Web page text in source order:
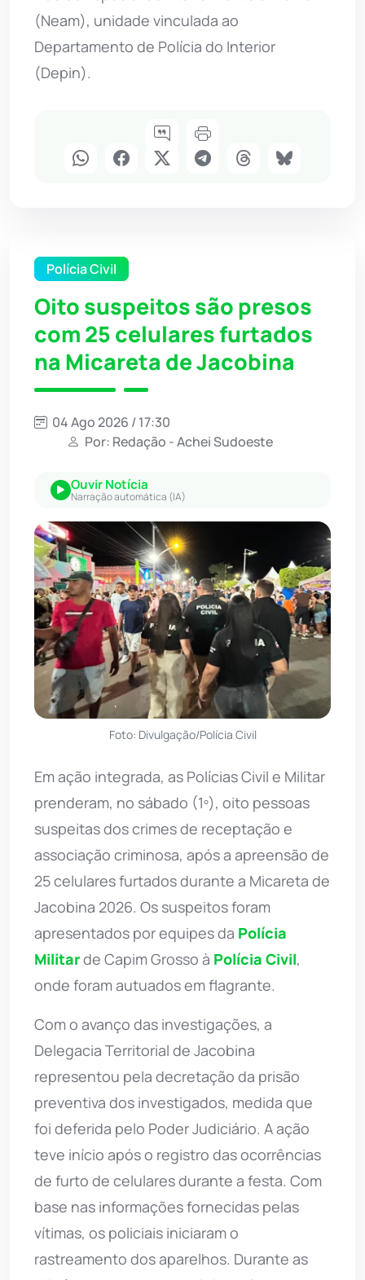
(Neam), unidade vinculada ao
Departamento de Polícia do Interior
(Depin).
Polícia Civil
Oito suspeitos são presos
com 25 celulares furtados
na Micareta de Jacobina
04 Ago 2026 / 17:30
Por: Redação - Achei Sudoeste
Ouvir Notícia
Narração automática (IA)
Foto: Divulgação/Polícia Civil
Em ação integrada, as Polícias Civil e Militar
prenderam, no sábado (1º), oito pessoas
suspeitas dos crimes de receptação e
associação criminosa, após a apreensão de
25 celulares furtados durante a Micareta de
Jacobina 2026. Os suspeitos foram
apresentados por equipes da Polícia
Militarde Capim Grosso à Polícia Civil,
onde foram autuados em flagrante.
Com o avanço das investigações, a
Delegacia Territorial de Jacobina
representou pela decretação da prisão
preventiva dos investigados, medida que
foi deferida pelo Poder Judiciário. A ação
teve início após o registro das ocorrências
de furto de celulares durante a festa. Com
base nas informações fornecidas pelas
vítimas, os policiais iniciaram o
rastreamento dos aparelhos. Durante as